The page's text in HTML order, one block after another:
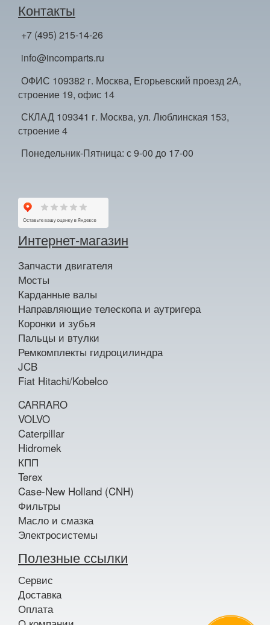
Контакты
+7 (495) 215-14-26
info@incomparts.ru
ОФИС 109382 г. Москва, Егорьевский проезд 2А,
строение 19, офис 14
СКЛАД 109341 г. Москва, ул. Люблинская 153,
строение 4
Понедельник-Пятница: с 9-00 до 17-00
Интернет-магазин
Запчасти двигателя
Мосты
Карданные валы
Направляющие телескопа и аутригера
Коронки и зубья
Пальцы и втулки
Ремкомплекты гидроцилиндра
JCB
Fiat Hitachi/Kobelco
CARRARO
VOLVO
Caterpillar
Hidromek
КПП
Terex
Case-New Holland (CNH)
Фильтры
Масло и смазка
Электросистемы
Полезные ссылки
Сервис
Доставка
Оплата